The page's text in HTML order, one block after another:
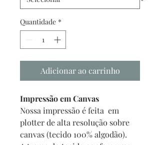
Quantidade *
Adicionar ao carrinho
Impressão em Canvas
Nossa impressão é feita em
plotter de alta resolução sobre
canvas (tecido 100% algodão).